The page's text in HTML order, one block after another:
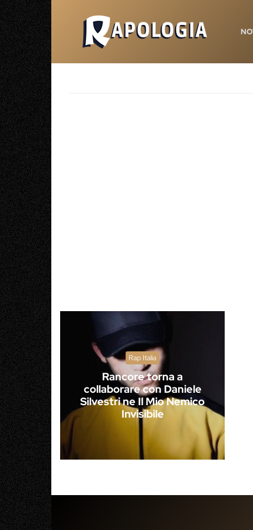
Rap Italia
Rancore torna a
collaborare con Daniele
Silvestri ne Il Mio Nemico
Invisibile